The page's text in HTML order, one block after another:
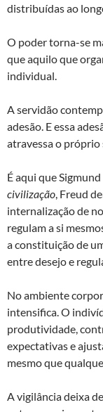
distribuídas ao
O poder torna-se
que aquilo que
individual.
A servidão
adesão. E essa
atravessa o próprio
É aqui que
civilização , Freud
internalização de
regulam a si
a constituição de
entre desejo e
No ambiente
intensifica. O
produtividade,
expectativas e
mesmo que
A vigilância deixa